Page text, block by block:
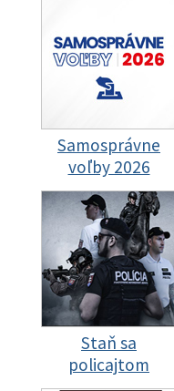
Samosprávne
voľby 2026
Staň sa
policajtom